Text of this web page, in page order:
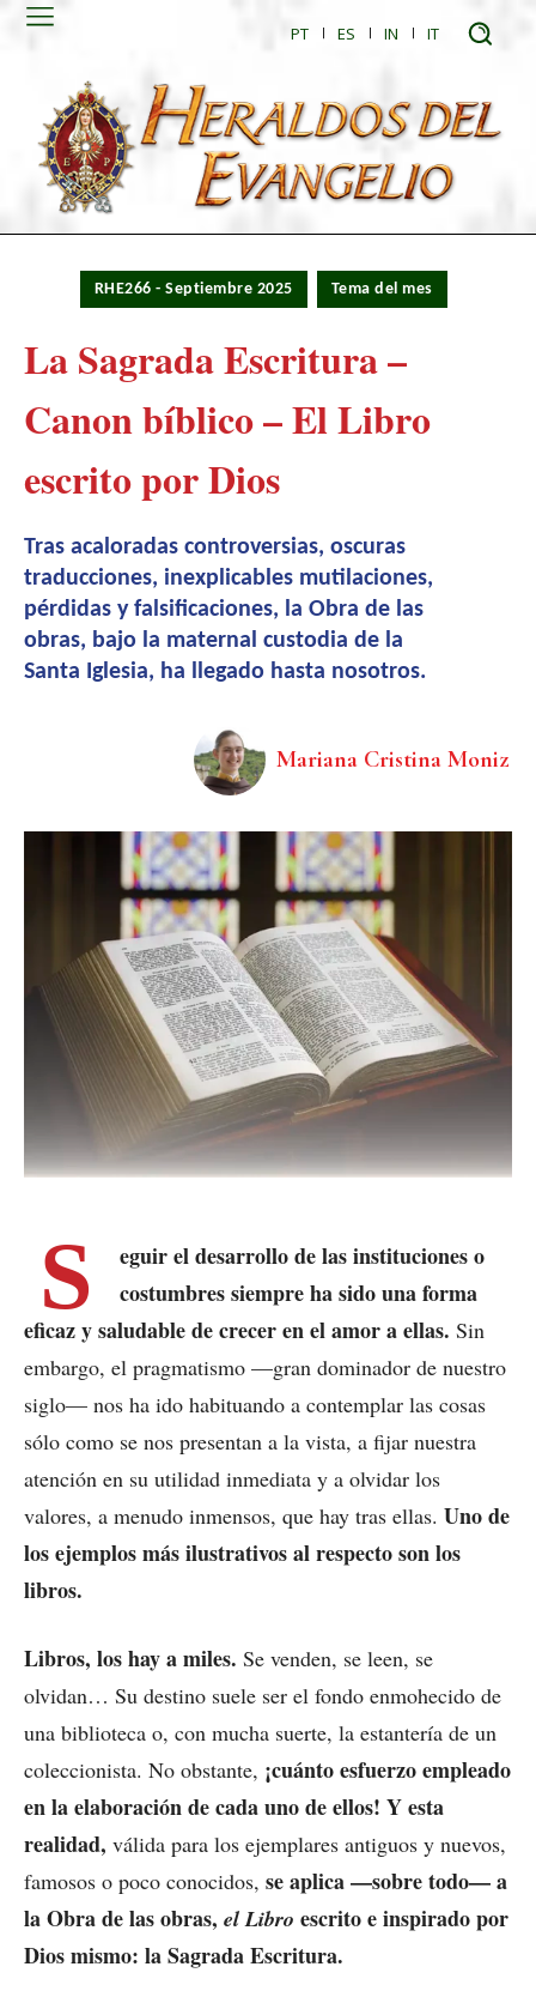
PT ES IN IT
RHE266 - Septiembre 2025 Tema del mes
La Sagrada Escritura –
Canon bíblico – El Libro
escrito por Dios
Tras acaloradas controversias, oscuras
traducciones, inexplicables mutilaciones,
pérdidas y falsificaciones, la Obra de las
obras, bajo la maternal custodia de la
Santa Iglesia, ha llegado hasta nosotros.
Mariana Cristina Moniz
S
eguir el desarrollo de las instituciones o
costumbres siempre ha sido una forma
eficaz y saludable de crecer en el amor a ellas. Sin
embargo, el pragmatismo —gran dominador de nuestro
siglo— nos ha ido habituando a contemplar las cosas
sólo como se nos presentan a la vista, a fijar nuestra
atención en su utilidad inmediata y a olvidar los
valores, a menudo inmensos, que hay tras ellas. Uno de
los ejemplos más ilustrativos al respecto son los
libros.
Libros, los hay a miles. Se venden, se leen, se
olvidan… Su destino suele ser el fondo enmohecido de
una biblioteca o, con mucha suerte, la estantería de un
coleccionista. No obstante, ¡cuánto esfuerzo empleado
en la elaboración de cada uno de ellos! Y esta
realidad, válida para los ejemplares antiguos y nuevos,
famosos o poco conocidos, se aplica —sobre todo— a
la Obra de las obras, el Libro escrito e inspirado por
Dios mismo: la Sagrada Escritura.